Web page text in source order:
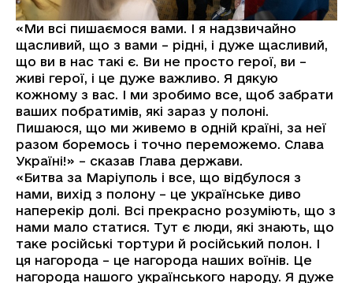
«Ми всі пишаємося вами. І я надзвичайно
щасливий, що з вами – рідні, і дуже щасливий,
що ви в нас такі є. Ви не просто герої, ви –
живі герої, і це дуже важливо. Я дякую
кожному з вас. І ми зробимо все, щоб забрати
ваших побратимів, які зараз у полоні.
Пишаюся, що ми живемо в одній країні, за неї
разом боремось і точно переможемо. Слава
Україні!» – сказав Глава держави.
«Битва за Маріуполь і все, що відбулося з
нами, вихід з полону – це українське диво
наперекір долі. Всі прекрасно розуміють, що з
нами мало статися. Тут є люди, які знають, що
таке російські тортури й російський полон. І
ця нагорода – це нагорода наших воїнів. Це
нагорода нашого українського народу. Я дуже